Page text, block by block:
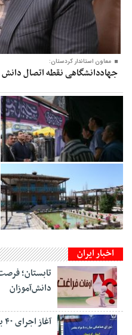
معاون‌ استاندار کردستان:
جهاددانشگاهی نقطه اتصال
اخبار ایران
تابستان؛
دانش‌آموزان
آغاز اجرای ۴۰ برنامه هفته مبارزه با مواد مخدر